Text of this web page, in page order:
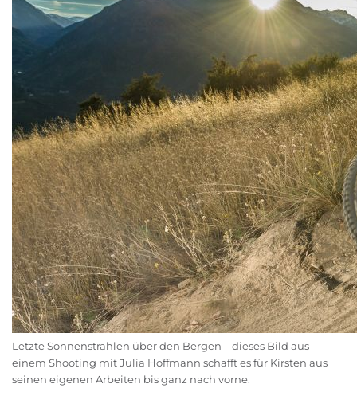
Letzte Sonnenstrahlen über den Bergen – dieses Bild aus
einem Shooting mit Julia Hoffmann schafft es für Kirsten aus
seinen eigenen Arbeiten bis ganz nach vorne.